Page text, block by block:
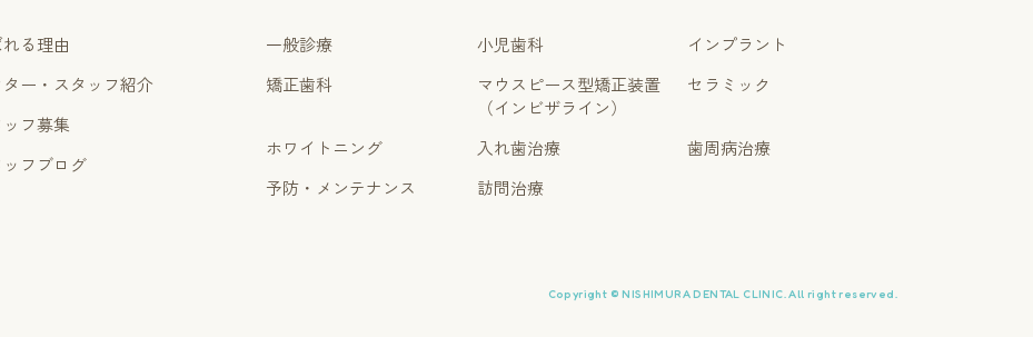
る理由
ター・スタッフ紹介
ッフ募集
ッフブログ
一般診療 小児歯科
インプラント
矯正歯科
マウスピース型矯正装置
（インビザライン）
セラミック
ホワイトニング 入れ歯治療
歯周病治療
予防・メンテナンス
訪問治療
Copyright © NISHIMURA DENTAL CLINIC. All right reserved.